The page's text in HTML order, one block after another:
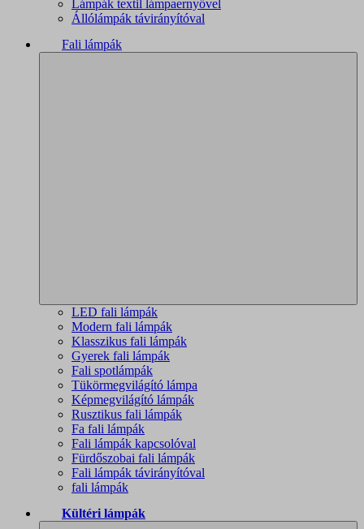
Lámpák textil lámpaernyővel
Állólámpák távirányítóval
Fali lámpák
LED fali lámpák
Modern fali lámpák
Klasszikus fali lámpák
Gyerek fali lámpák
Fali spotlámpák
Tükörmegvilágító lámpa
Képmegvilágító lámpák
Rusztikus fali lámpák
Fa fali lámpák
Fali lámpák kapcsolóval
Fürdőszobai fali lámpák
Fali lámpák távirányítóval
fali lámpák
Kültéri lámpák